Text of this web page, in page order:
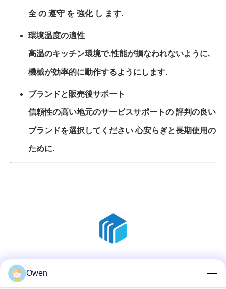
全 の 遵守 を 強化 し ます.
環境温度の適性
高温のキッチン環境で,性能が損なわれないように,
機械が効率的に動作するようにします.
ブランドと販売後サポート
信頼性の高い地元のサービスサポートの 評判の良い
ブランドを選択してください 心安らぎと長期使用の
ために.
Owen